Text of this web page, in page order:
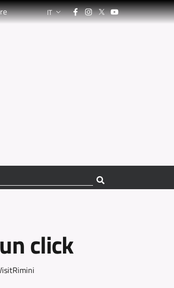
LANGUAGE SWITCHER: CURRENT
IT Facebook
Instagram
TwitterYouTube
click